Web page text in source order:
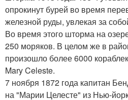
опрокинут бурей во время
железной руды, увлекая за
Во время этого шторма на
250 моряков. В целом же в
произошло более 6000
Mary Celeste.
7 ноября 1872 года капитан
на "Марии Целесте" из Нью-